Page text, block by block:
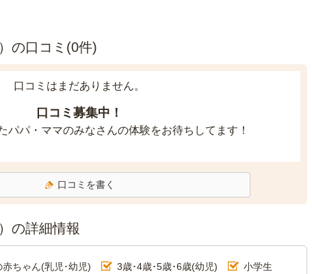
の口コミ(0件)
口コミはまだありません。
口コミ募集中！
パパ・ママのみなさんの体験をお待ちしてます！
口コミを書く
の詳細情報
ちゃん(乳児･幼児) 3歳･4歳･5歳･6歳(幼児)
小学生